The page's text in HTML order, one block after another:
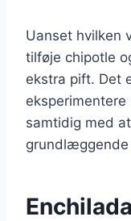
Uanset hvilken
tilføje chipotle
ekstra pift. Det
samtidig med
grundlæggende